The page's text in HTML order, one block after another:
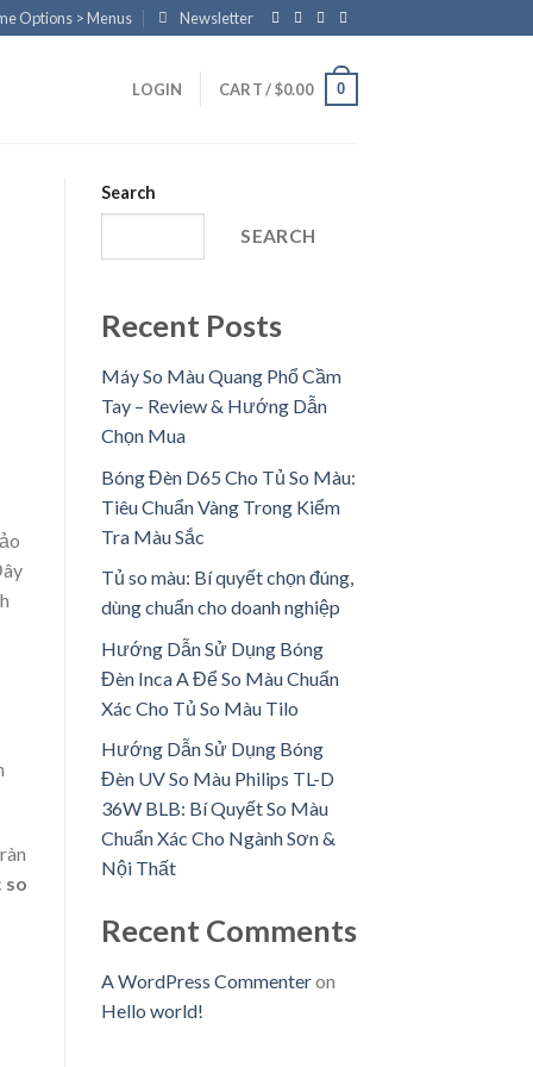
Options > Menus Newsletter
LOGIN CART /$0.00 0
so
Search
SEARCH
Recent Posts
Máy So Màu Quang Phổ Cầm
Tay – Review & Hướng Dẫn
Chọn Mua
Bóng Đèn D65 Cho Tủ So Màu:
Tiêu Chuẩn Vàng Trong Kiểm
Tra Màu Sắc
Tủ so màu: Bí quyết chọn đúng,
dùng chuẩn cho doanh nghiệp
Hướng Dẫn Sử Dụng Bóng
Đèn Inca A Để So Màu Chuẩn
Xác Cho Tủ So Màu Tilo
Hướng Dẫn Sử Dụng Bóng
Đèn UV So Màu Philips TL-D
36W BLB: Bí Quyết So Màu
Chuẩn Xác Cho Ngành Sơn &
Nội Thất
Recent Comments
A WordPress Commenteron
Hello world!